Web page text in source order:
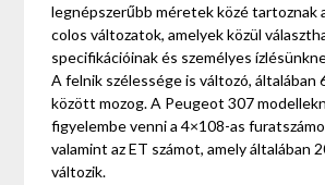
legnépszerűbb méretek közé tartoznak
colos változatok, amelyek közül
specifikációinak és személyes
A felnik szélessége is változó, általában
között mozog. A Peugeot 307
figyelembe venni a 4×108-as
valamint az ET számot, amely általában
változik.